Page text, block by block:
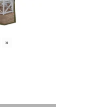
»